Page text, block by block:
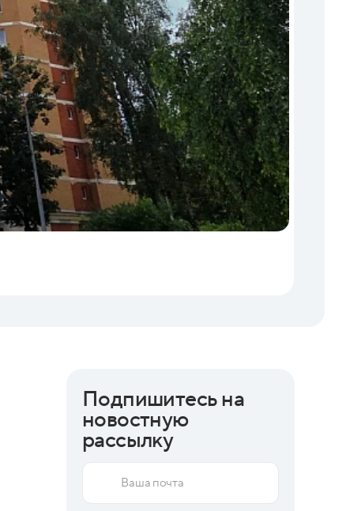
Подпишитесь на
новостную
рассылку